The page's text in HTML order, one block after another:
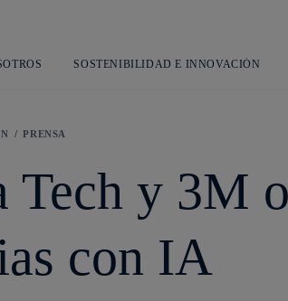
principal
SOSTENIBILIDAD E INNOVACIÓN
PRENSA
Tech y 3M
con IA